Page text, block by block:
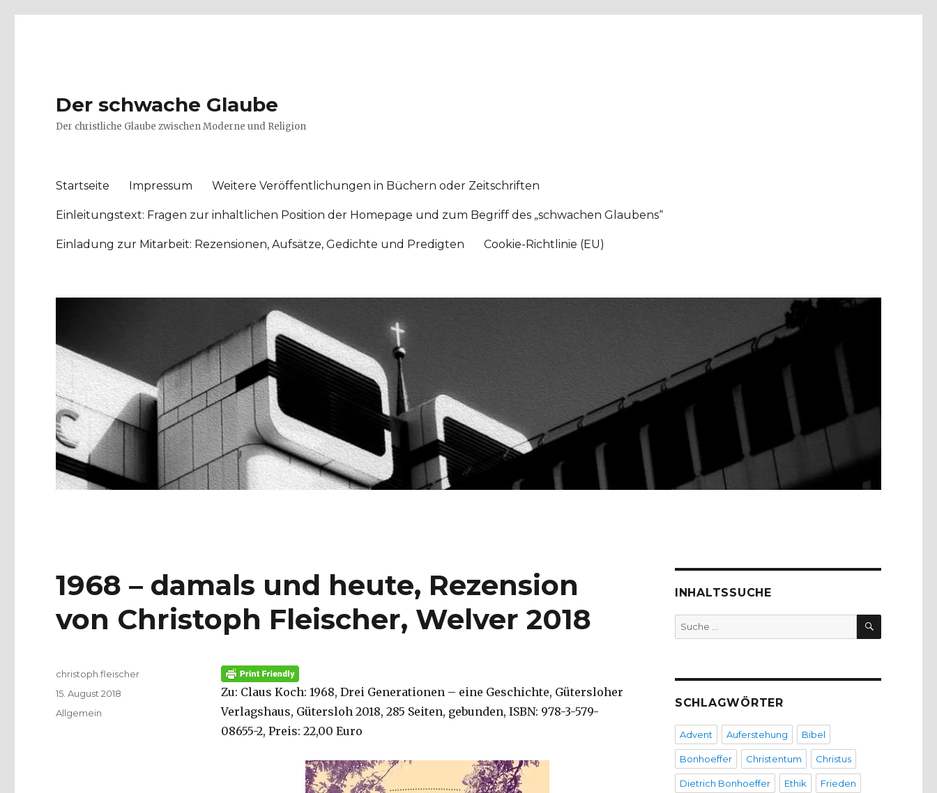
Der schwache Glaube
Der christliche Glaube zwischen Moderne und Religion
Startseite Impressum Weitere Veröffentlichungen in Büchern oder Zeitschriften
Einleitungstext: Fragen zur inhaltlichen Position der Homepage und zum Begriff des „schwachen Glaubens“
Einladung zur Mitarbeit: Rezensionen, Aufsätze, Gedichte und Predigten Cookie-Richtlinie (EU)
1968 – damals und heute, Rezension
von Christoph Fleischer, Welver 2018
Zu: Claus Koch: 1968, Drei Generationen – eine Geschichte, Gütersloher
Verlagshaus, Gütersloh 2018, 285 Seiten, gebunden, ISBN: 978-3-579-
08655-2, Preis: 22,00 Euro
Autor
christoph.fleischer
Veröffentlicht
am
15. August 2018
Kategorien
Allgemein
INHALTSSUCHE
Suche
nach:
SUCHEN
SCHLAGWÖRTER
Advent Auferstehung Bibel
Bonhoeffer Christentum Christus
Dietrich Bonhoeffer Ethik Frieden